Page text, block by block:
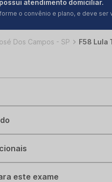
atendimento domiciliar.
o convênio e plano, e deve
Dos Campos - SP F58 Lula
este exame